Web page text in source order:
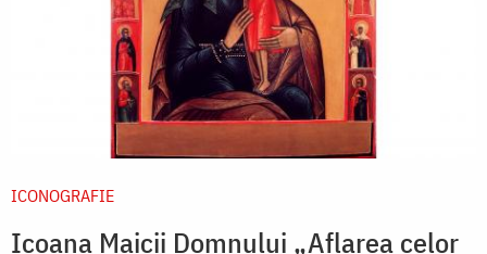
ICONOGRAFIE
Icoana Maicii Domnului „Aflarea celor